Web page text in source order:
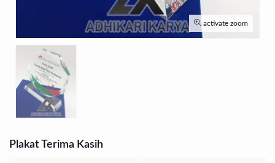
activate zoom
Plakat Terima Kasih